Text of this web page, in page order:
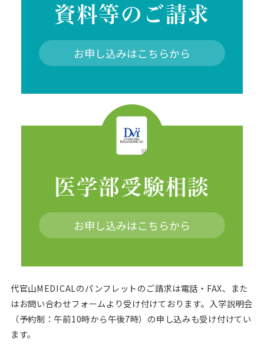
資料等のご請求
お申し込みはこちらから
医学部受験相談
お申し込みはこちらから
代官山MEDICALのパンフレットのご請求は電話・FAX、また
はお問い合わせフォームより受け付けております。 入学説明会
（予約制：午前10時から午後7時）の申し込みも受け付けてい
ます。